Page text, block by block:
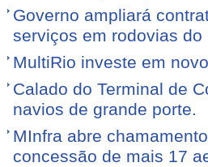
Governo ampliará
serviços em rodovias do
MultiRio investe em
Calado do Terminal de
navios de grande porte.
MInfra abre
concessão de mais 17